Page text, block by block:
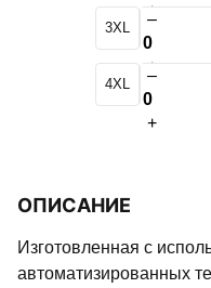
+
3XL –
+
4XL –
+
ОПИСАНИЕ
Изготовленная с
автоматизированных